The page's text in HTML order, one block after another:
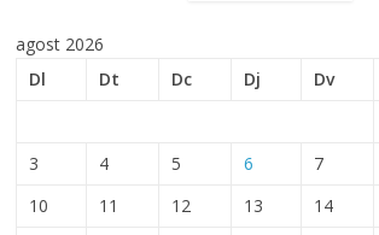
agost 2026
Dl
Dt Dc Dj Dv
3
4 5 6 7
10
11 12 13 14